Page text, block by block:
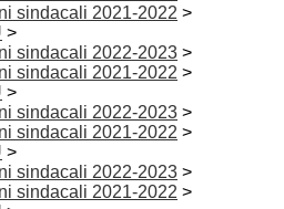
sindacali 2021-2022 >
>
sindacali 2022-2023 >
sindacali 2021-2022 >
>
sindacali 2022-2023 >
sindacali 2021-2022 >
>
sindacali 2022-2023 >
sindacali 2021-2022 >